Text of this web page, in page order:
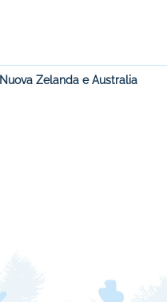
Nuova Zelanda e Australia